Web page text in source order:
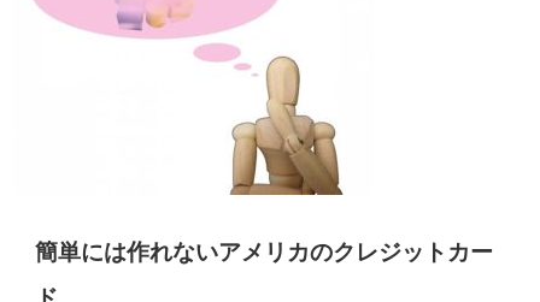
簡単には作れないアメリカのクレジットカー